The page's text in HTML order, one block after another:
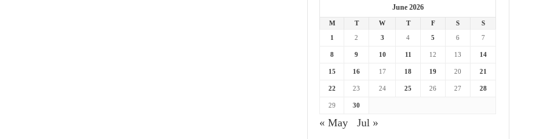
June 2026
M T W T F S
S
1
2 3 4 5 6 7
8 9 10 11 12 13 14
15 16 17 18 19 20 21
22 23 24 25 26 27 28
29 30
« May Jul »